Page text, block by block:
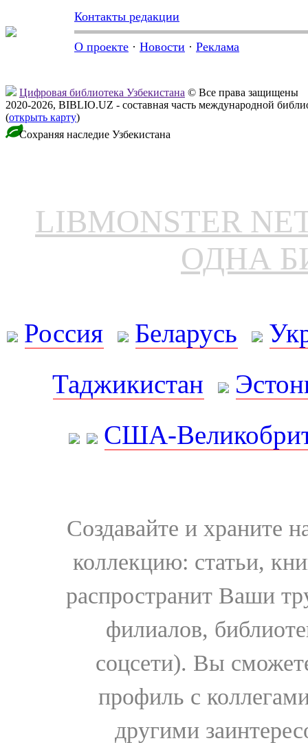
Контакты редакции
О проекте · Новости · Реклама
Цифровая библиотека Узбекистана © Все права защищены
2020-2026, BIBLIO.UZ - составная часть международной
(открыть карту)
Сохраняя наследие Узбекистана
LIBMONSTER
ОДНА
Россия Беларусь
Таджикистан
США-
Создавайте и храните
коллекцию: статьи,
распространит Ваши
филиалов,
соцсети). Вы
профиль с
другими